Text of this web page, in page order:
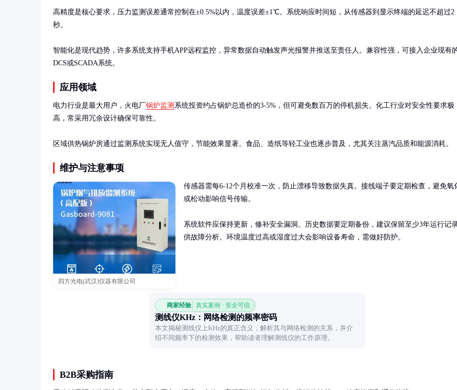
高精度是核心要求，压力监测误差通常控制在±0.5%以内，温度误差±1℃。系统响应时间短，从传感器到显示终端的延迟不超过2
秒。
智能化是现代趋势，许多系统支持手机APP远程监控，异常数据自动触发声光报警并推送至责任人。兼容性强，可接入企业现有
DCS或SCADA系统。
应用领域
电力行业是最大用户，火电厂锅炉监测 系统投资约占锅炉总造价的3-5%，但可避免数百万的停机损失。化工行业对安全性要求极
高，常采用冗余设计确保可靠性。
区域供热锅炉房通过监测系统实现无人值守，节能效果显著。食品、造纸等轻工业也逐步普及，尤其关注蒸汽品质和能源消耗。
维护与注意事项
四方光电(武汉)仪器有限公司
传感器需每6-12个月校准一次，防止漂移导致数据失真。接线端子要定期检查，避免氧
或松动影响信号传输。
系统软件应保持更新，修补安全漏洞。历史数据要定期备份，建议保留至少3年运行记
供故障分析。环境温度过高或湿度过大会影响设备寿命，需做好防护。
商家经验 真实案例 · 安全可信
测线仪KHz：网络检测的频率密码
本文揭秘测线仪上KHz的真正含义，解析其与网络检测的关系，并介
绍不同频率下的检测效果，帮助读者理解测线仪的工作原理。
B2B采购指南